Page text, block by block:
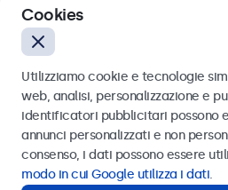
Italiano
Inviare
Oppure chiamaci al
Cookies
Utilizziamo cookie e tecnologie
web, analisi, personalizzazione e
identificatori pubblicitari possono
annunci personalizzati e non
consenso, i dati possono essere
modo in cui Google utilizza i dati.